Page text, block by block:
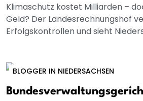
Klimaschutz kostet Milliarden –
Geld? Der Landesrechnungshof
Erfolgskontrollen und sieht
BLOGGER IN NIEDERSACHSEN